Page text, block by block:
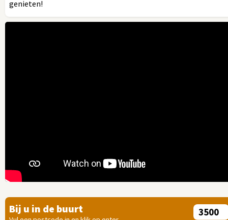
genieten!
Bij u in de buurt